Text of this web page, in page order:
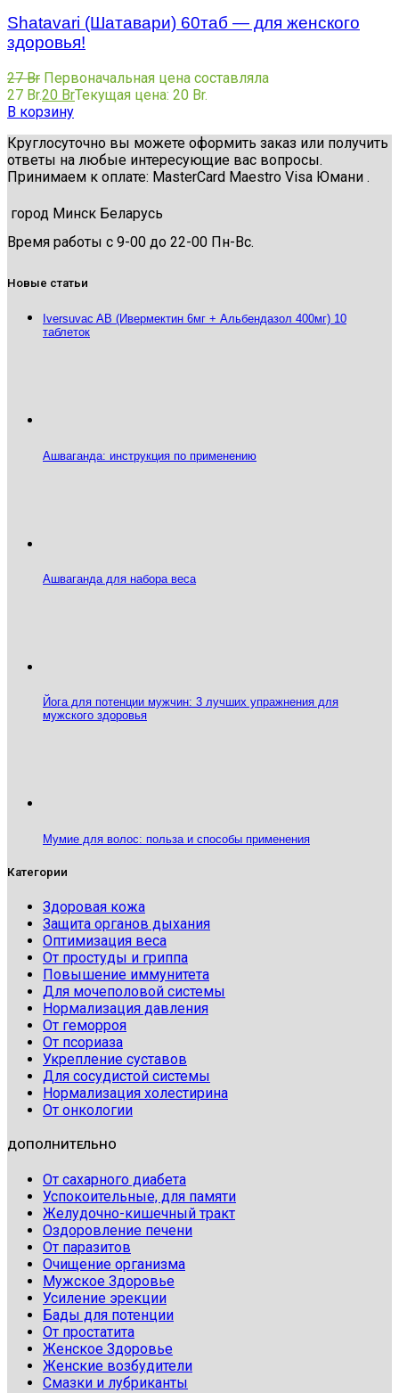
Shatavari (Шатавари) 60таб — для женского
здоровья!
27Br Первоначальная цена составляла
27 Br.20 BrТекущая цена: 20 Br.
В корзину
Круглосуточно вы можете оформить заказ или получить
ответы на любые интересующие вас вопросы.
Принимаем к оплате: MasterCard Maestro Visa Юмани .
город Минск Беларусь
Время работы с 9-00 до 22-00 Пн-Вс.
Новые статьи
Iversuvac AB (Ивермектин 6мг + Альбендазол 400мг) 10
таблеток
Ашваганда: инструкция по применению
Ашваганда для набора веса
Йога для потенции мужчин: 3 лучших упражнения для
мужского здоровья
Мумие для волос: польза и способы применения
Категории
Здоровая кожа
Защита органов дыхания
Оптимизация веса
От простуды и гриппа
Повышение иммунитета
Для мочеполовой системы
Нормализация давления
От геморроя
От псориаза
Укрепление суставов
Для сосудистой системы
Нормализация холестирина
От онкологии
ДОПОЛНИТЕЛЬНО
От сахарного диабета
Успокоительные, для памяти
Желудочно-кишечный тракт
Оздоровление печени
От паразитов
Очищение организма
Мужское Здоровье
Усиление эрекции
Бады для потенции
От простатита
Женское Здоровье
Женские возбудители
Смазки и лубриканты